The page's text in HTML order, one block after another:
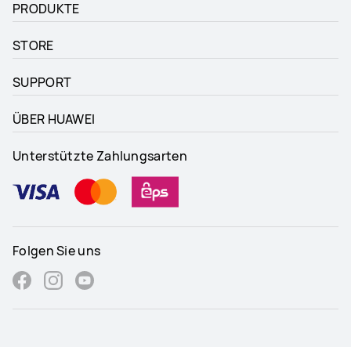
PRODUKTE
STORE
SUPPORT
ÜBER HUAWEI
Unterstützte Zahlungsarten
Folgen Sie uns